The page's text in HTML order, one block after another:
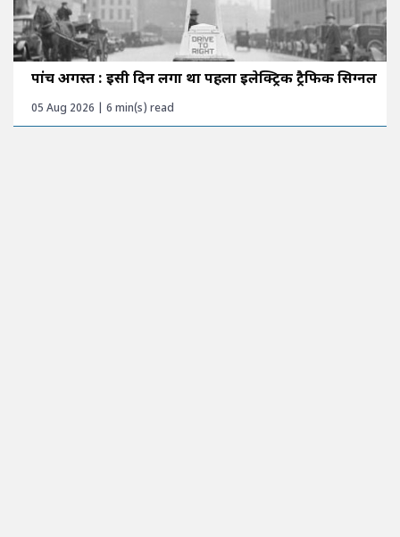
पांच अगस्त : इसी दिन लगा था पहला इलेक्ट्रिक ट्रैफिक सिग्नल
05 Aug 2026 | 6 min(s) read